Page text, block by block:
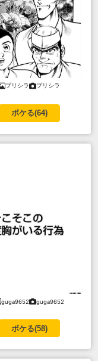
プリシラ プリシラ
ボケる(64)
guga9652 guga9652
ボケる(58)